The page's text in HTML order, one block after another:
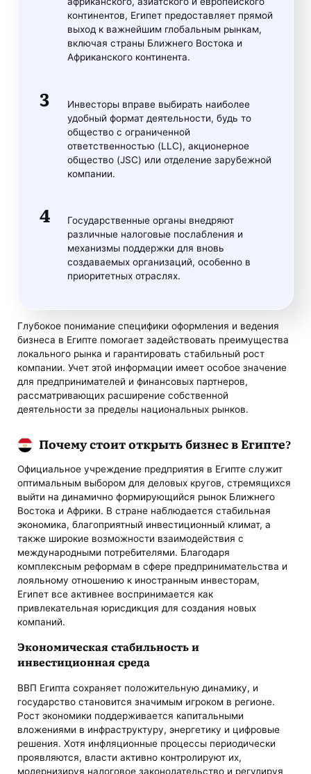
континентов, Египет предоставляет прямой
выход к важнейшим глобальным рынкам,
включая страны Ближнего Востока и
Африканского континента.
Инвесторы вправе выбирать наиболее
удобный формат деятельности, будь то
общество с ограниченной
ответственностью (LLC), акционерное
общество (JSC) или отделение зарубежной
компании.
Государственные органы внедряют
различные налоговые послабления и
механизмы поддержки для вновь
создаваемых организаций, особенно в
приоритетных отраслях.
Глубокое понимание специфики оформления и ведения
бизнеса в Египте помогает задействовать преимущества
локального рынка и гарантировать стабильный рост
компании. Учет этой информации имеет особое значение
для предпринимателей и финансовых партнеров,
рассматривающих расширение собственной
деятельности за пределы национальных рынков.
Почему стоит открыть бизнес в Египте?
Официальное учреждение предприятия в Египте служит
оптимальным выбором для деловых кругов, стремящихся
выйти на динамично формирующийся рынок Ближнего
Востока и Африки. В стране наблюдается стабильная
экономика, благоприятный инвестиционный климат, а
также широкие возможности взаимодействия с
международными потребителями. Благодаря
комплексным реформам в сфере предпринимательства и
лояльному отношению к иностранным инвесторам,
Египет все активнее воспринимается как
привлекательная юрисдикция для создания новых
компаний.
Экономическая стабильность и
инвестиционная среда
ВВП Египта сохраняет положительную динамику, и
государство становится значимым игроком в регионе.
Рост экономики поддерживается капитальными
вложениями в инфраструктуру, энергетику и цифровые
решения. Хотя инфляционные процессы периодически
проявляются, власти активно контролируют их,
модернизируя налоговое законодательство и регулируя